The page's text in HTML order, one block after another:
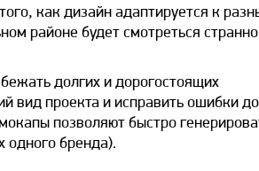
как дизайнадаптируется к
районе будет смотреться
долгих и дорогостоящих
вид проекта и исправить ошибки до
позволяют быстро
одного бренда).